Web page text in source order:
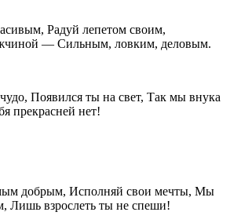
Радуй лепетом своим,
— Сильным, ловким, деловым.
Появился ты на свет, Так мы внука
прекрасней нет!
добрым, Исполняй свои мечты, Мы
Лишь взрослеть ты не спеши!